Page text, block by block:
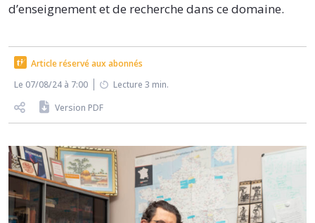
d’enseignement et de recherche dans ce domaine.
Article réservé aux abonnés
Le 07/08/24 à 7:00
Lecture 3 min.
Version PDF